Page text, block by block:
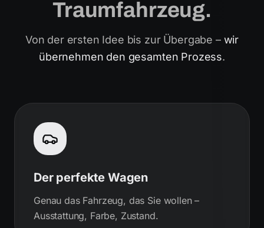
Traumfahrzeug.
Von der ersten Idee bis zur Übergabe – wir
übernehmen den gesamten Prozess.
Der perfekte Wagen
Genau das Fahrzeug, das Sie wollen –
Ausstattung, Farbe, Zustand.